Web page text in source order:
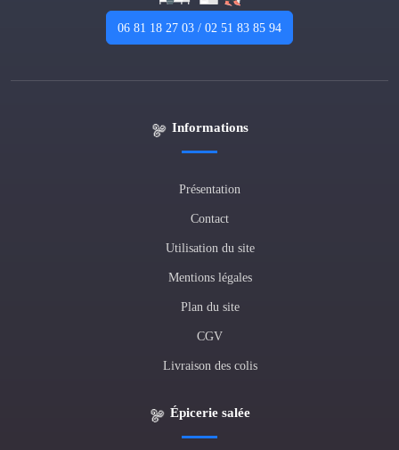
06 81 18 27 03 / 02 51 83 85 94
Informations
Présentation
Contact
Utilisation du site
Mentions légales
Plan du site
CGV
Livraison des colis
Épicerie salée